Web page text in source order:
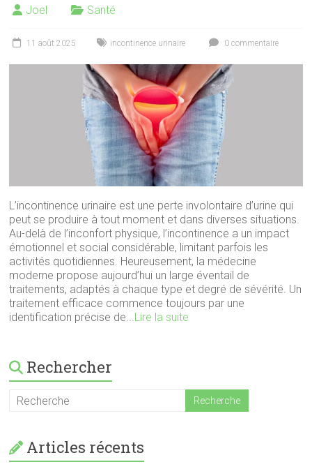
Joel Santé
11 août 2025 incontinence urinaire 0 commentaire
L’incontinence urinaire est une perte involontaire d’urine qui
peut se produire à tout moment et dans diverses situations.
Au-delà de l’inconfort physique, l’incontinence a un impact
émotionnel et social considérable, limitant parfois les
activités quotidiennes. Heureusement, la médecine
moderne propose aujourd’hui un large éventail de
traitements, adaptés à chaque type et degré de sévérité. Un
traitement efficace commence toujours par une
identification précise de...Lire la suite
Rechercher
Articles récents